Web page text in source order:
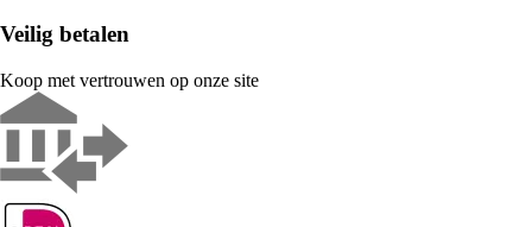
Veilig betalen
Koop met vertrouwen op onze site